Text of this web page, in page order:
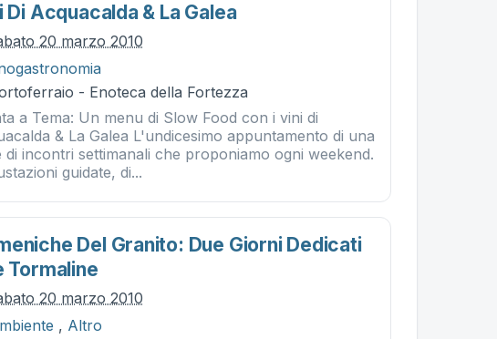
Di Acquacalda & La Galea
20 marzo 2010
- Enoteca della Fortezza
a Tema: Un menu di Slow Food con i vini di
& La Galea L'undicesimo appuntamento di una
di incontri settimanali che proponiamo ogni weekend.
guidate, di...
Del Granito: Due Giorni Dedicati
Tormaline
20 marzo 2010
, Altro